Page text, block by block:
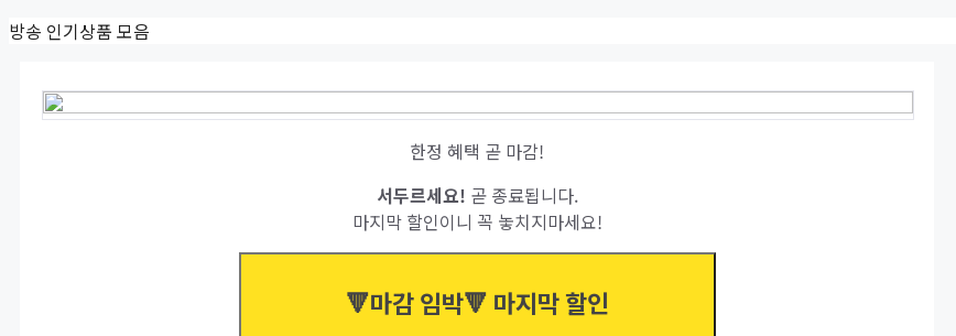
Skip
방송 인기상품 모음
한정 혜택 곧 마감!
서두르세요! 곧 종료됩니다.
마지막 할인이니 꼭 놓치지마세요!
🔻마감 임박🔻 마지막 할인